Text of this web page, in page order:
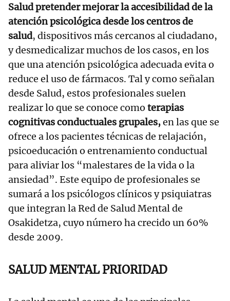
Salud pretender mejorar la accesibilidad de la
atención psicológica desde los centros de
salud, dispositivos más cercanos al ciudadano,
y desmedicalizar muchos de los casos, en los
que una atención psicológica adecuada evita o
reduce el uso de fármacos. Tal y como señalan
desde Salud, estos profesionales suelen
realizar lo que se conoce como terapias
cognitivas conductuales grupales,en las que se
ofrece a los pacientes técnicas de relajación,
psicoeducación o entrenamiento conductual
para aliviar los “malestares de la vida o la
ansiedad”. Este equipo de profesionales se
sumará a los psicólogos clínicos y psiquiatras
que integran la Red de Salud Mental de
Osakidetza, cuyo número ha crecido un 60%
desde 2009.
SALUD MENTAL PRIORIDAD